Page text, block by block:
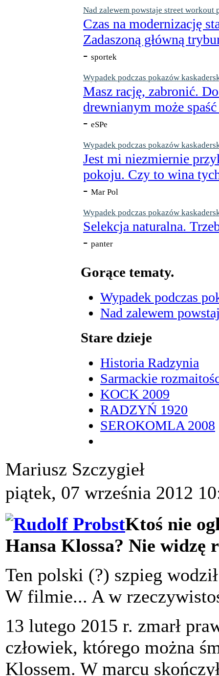
Nad zalewem powstaje street workout
Czas na modernizację
Zadaszoną główną
- sportek
Wypadek podczas pokazów
Masz rację, zabronić.
drewnianym może
- eSPe
Wypadek podczas pokazów
Jest mi niezmiernie
pokoju. Czy to wina
- Mar Pol
Wypadek podczas pokazów
Selekcja naturalna.
- panter
Gorące tematy.
Wypadek podczas
Nad zalewem
Stare dzieje
Historia Radzynia
Sarmackie
KOCK 2009
RADZYŃ 1920
SEROKOMLA 2008
Mariusz Szczygieł
piątek, 07 września 2012
Ktoś nie
Hansa Klossa? Nie widzę
Ten polski (?) szpieg
W filmie... A w
13 lutego 2015 r. zmarł
człowiek, którego można
Klossem. W marcu